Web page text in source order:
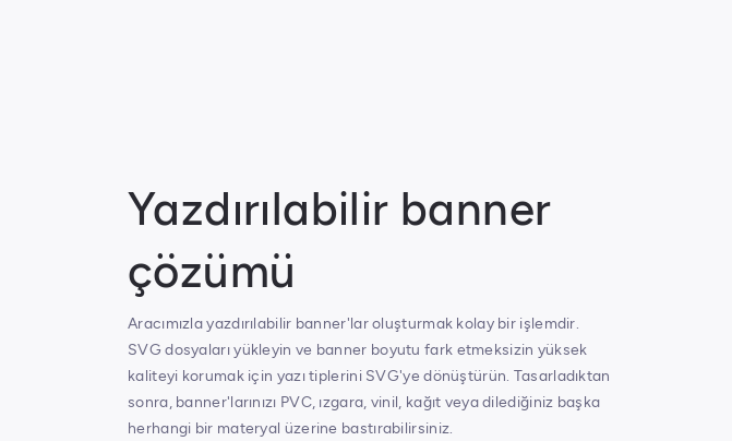
Yazdırılabilir banner
çözümü
Aracımızla yazdırılabilir banner'lar oluşturmak kolay bir işlemdir.
SVG dosyaları yükleyin ve banner boyutu fark etmeksizin yüksek
kaliteyi korumak için yazı tiplerini SVG'ye dönüştürün. Tasarladıktan
sonra, banner'larınızı PVC, ızgara, vinil, kağıt veya dilediğiniz başka
herhangi bir materyal üzerine bastırabilirsiniz.